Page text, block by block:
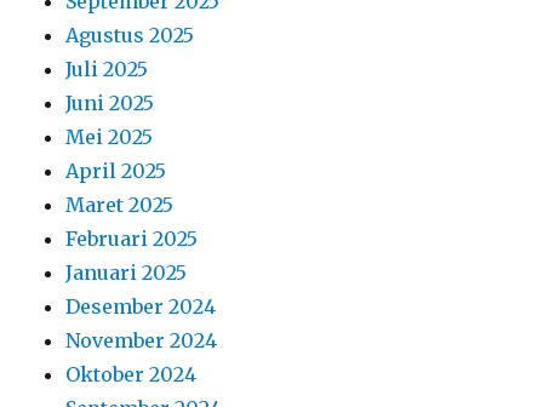
Agustus 2025
Juli 2025
Juni 2025
Mei 2025
April 2025
Maret 2025
Februari 2025
Januari 2025
Desember 2024
November 2024
Oktober 2024